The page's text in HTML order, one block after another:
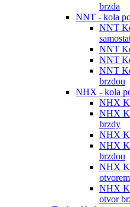
brzda
NNT - kola
NNT
NNT
NNT
NNT
brzdou
NHX - kola
NHX
NHX
brzdy
NHX
NHX
brzdou
NHX
otvorem
NHX
otvor